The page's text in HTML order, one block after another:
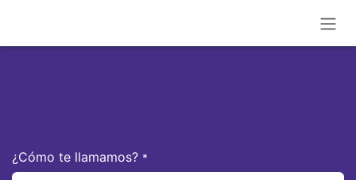
¿Cómo te llamamos? *